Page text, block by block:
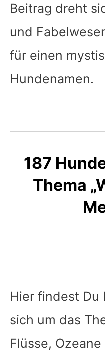
Beitrag dreht
und
für einen
Hundenamen.
187
Thema
Hier findest Du
sich um das
Flüsse,